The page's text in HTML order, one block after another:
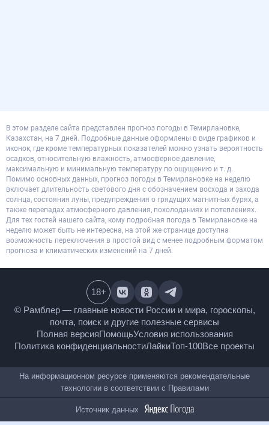
В этом разделе сайта представлен прогноз погоды в Темирлановке,
Казахстан, на 7 дней. Подробные данные оформлены в виде графиков и
иконок, где кроме температурных показателей можно узнать вероятность
осадков, относительную влажность, атмосферное давление,
максимальную и минимальную температуру по ощущению и т. д.
Помимо основных данных, прогноз погоды в Темирлановке на неделю
включает длительность светового дня с обозначением восхода и захода
солнца, состояния луны, предупреждения о грядущих магнитных бурях, а
также перепадах атмосферного давления, похолоданиях и потеплениях.
Для тех гостей нашего сайта, кому подробная погода в Темирлановке на
неделю может быть не интересна, на этой же странице доступна
возможность переключения в простой вид с менее подробным форматом
прогноза и климатических изменений на 7 дней.
© Рамблер — главные новости России и мира,
гороскопы, почта, поиск и другие полезные сервисы
Полная версияПомощьУсловия использования
Политика конфиденциальностиЛайкиТоп-100
18+
На информационном ресурсе применяются
рекомендательные технологии в соответствии сПравилами
Источник данных